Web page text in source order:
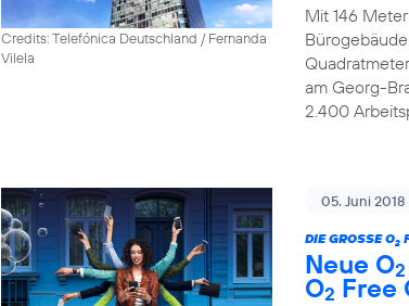
Credits: Telefónica Deutschland / Fernanda
Vilela
Mit 146
am Georg-
2.400
05. Juni 2018
DIE GROSSE O 2
Neue O2
O2 Free